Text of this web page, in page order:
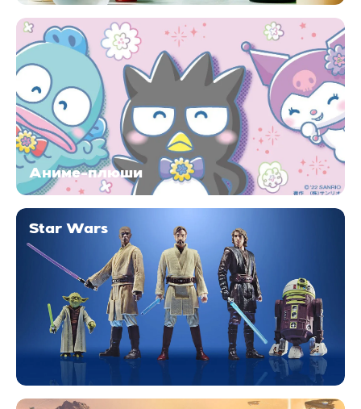
Аниме-плюши
Star Wars